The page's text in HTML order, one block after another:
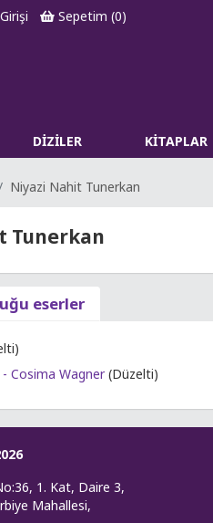
Sepetim (0)
DİZİLER KİTAPLAR
Niyazi Nahit Tunerkan
Tunerkan
eserler
Cosima Wagner(Düzelti)
1. Kat, Daire 3,
Mahallesi,